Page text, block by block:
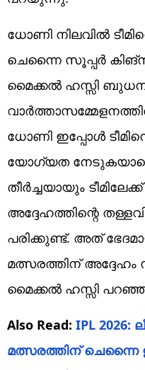
ധോണി നിലവിൽ
ചെന്നൈ സൂപ്പർ
മൈക്കൽ ഹസ്സി
ധോണി ഇപ്പോൾ
യോഗ്യത
തീർച്ചയായും
അദ്ദേഹത്തിന്റെ
പരിക്കുണ്ട്. അത്
മത്സരത്തിന്
മൈക്കൽ ഹസ്സി
Also Read: IPL
മത്സരത്തിന് ചെന്നൈ